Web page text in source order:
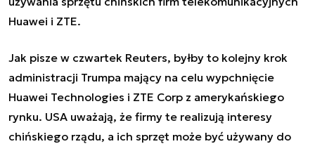
Huawei i ZTE.
Jak pisze w czwartek Reuters, byłby to kolejny krok
administracji Trumpa mający na celu wypchnięcie
Huawei Technologies i ZTE Corp z amerykańskiego
rynku. USA uważają, że firmy te realizują interesy
chińskiego rządu, a ich sprzęt może być używany do